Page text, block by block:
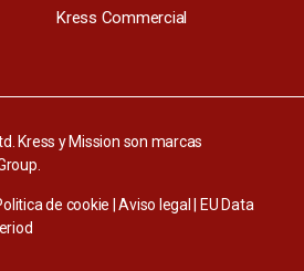
Kress Commercial
Kress y Mission son marcas
de cookie |Aviso legal
EU Data